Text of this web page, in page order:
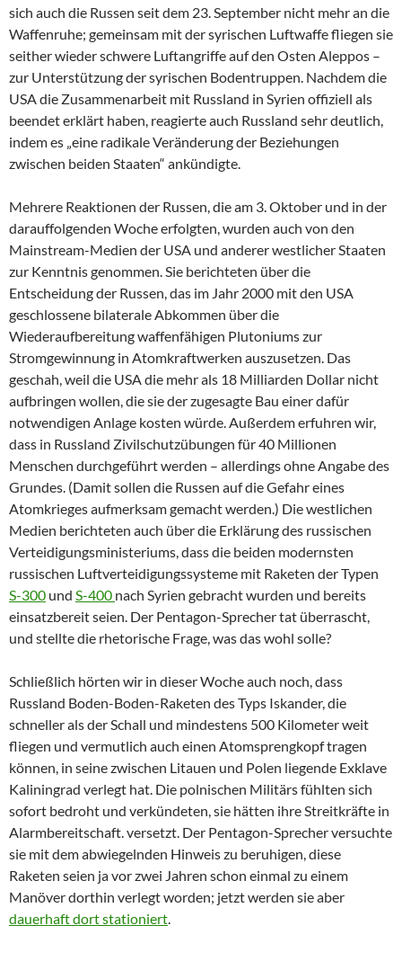
sich auch die Russen seit dem 23. September nicht mehr an die
Waffenruhe; gemeinsam mit der syrischen Luftwaffe fliegen sie
seither wieder schwere Luftangriffe auf den Osten Aleppos –
zur Unterstützung der syrischen Bodentruppen. Nachdem die
USA die Zusammenarbeit mit Russland in Syrien offiziell als
beendet erklärt haben, reagierte auch Russland sehr deutlich,
indem es „eine radikale Veränderung der Beziehungen
zwischen beiden Staaten“ ankündigte.
Mehrere Reaktionen der Russen, die am 3. Oktober und in der
darauffolgenden Woche erfolgten, wurden auch von den
Mainstream-Medien der USA und anderer westlicher Staaten
zur Kenntnis genommen. Sie berichteten über die
Entscheidung der Russen, das im Jahr 2000 mit den USA
geschlossene bilaterale Abkommen über die
Wiederaufbereitung waffenfähigen Plutoniums zur
Stromgewinnung in Atomkraftwerken auszusetzen. Das
geschah, weil die USA die mehr als 18 Milliarden Dollar nicht
aufbringen wollen, die sie der zugesagte Bau einer dafür
notwendigen Anlage kosten würde. Außerdem erfuhren wir,
dass in Russland Zivilschutzübungen für 40 Millionen
Menschen durchgeführt werden – allerdings ohne Angabe des
Grundes. (Damit sollen die Russen auf die Gefahr eines
Atomkrieges aufmerksam gemacht werden.) Die westlichen
Medien berichteten auch über die Erklärung des russischen
Verteidigungsministeriums, dass die beiden modernsten
russischen Luftverteidigungssysteme mit Raketen der Typen
S-300 und S-400 nach Syrien gebracht wurden und bereits
einsatzbereit seien. Der Pentagon-Sprecher tat überrascht,
und stellte die rhetorische Frage, was das wohl solle?
Schließlich hörten wir in dieser Woche auch noch, dass
Russland Boden-Boden-Raketen des Typs Iskander, die
schneller als der Schall und mindestens 500 Kilometer weit
fliegen und vermutlich auch einen Atomsprengkopf tragen
können, in seine zwischen Litauen und Polen liegende Exklave
Kaliningrad verlegt hat. Die polnischen Militärs fühlten sich
sofort bedroht und verkündeten, sie hätten ihre Streitkräfte in
Alarmbereitschaft. versetzt. Der Pentagon-Sprecher versuchte
sie mit dem abwiegelnden Hinweis zu beruhigen, diese
Raketen seien ja vor zwei Jahren schon einmal zu einem
Manöver dorthin verlegt worden; jetzt werden sie aber
dauerhaft dort stationiert.